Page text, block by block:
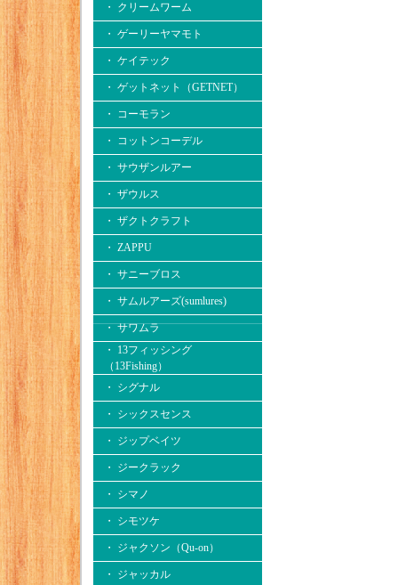
・ クリームワーム
・ ゲーリーヤマモト
・ ケイテック
・ ゲットネット（GETNET）
・ コーモラン
・ コットンコーデル
・ サウザンルアー
・ ザウルス
・ ザクトクラフト
・ ZAPPU
・ サニーブロス
・ サムルアーズ(sumlures)
・ サワムラ
・ 13フィッシング
（13Fishing）
・ シグナル
・ シックスセンス
・ ジップベイツ
・ ジークラック
・ シマノ
・ シモツケ
・ ジャクソン（Qu-on）
・ ジャッカル